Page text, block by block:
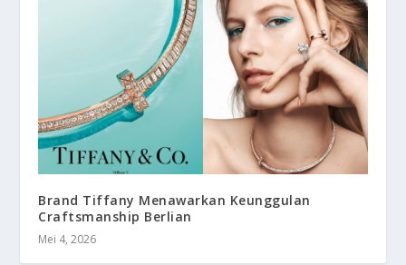
Brand Tiffany Menawarkan Keunggulan
Craftsmanship Berlian
Mei 4, 2026